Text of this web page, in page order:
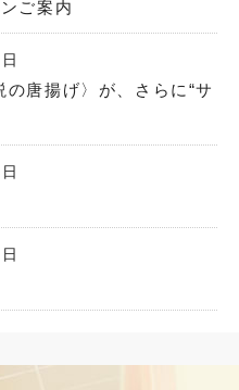
ご案内
の唐揚げ〉が、さらに“サ